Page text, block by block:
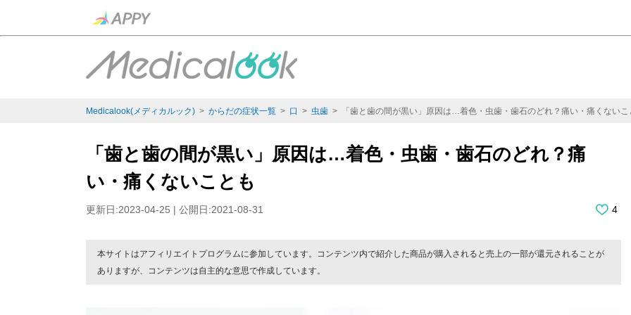
Medicalook(メディカルック) > からだの症状一覧 > 口 > 虫歯 > 「歯と歯の間が黒い」原因は…着色・虫歯・歯石のどれ？痛い・痛くないこ
「歯と歯の間が黒い」原因は…着色・虫歯・歯石のどれ？痛
い・痛くないことも
更新日:2023-04-25 | 公開日:2021-08-31 4
本サイトはアフィリエイトプログラムに参加しています。コンテンツ内で紹介した商品が購入されると売上の一部が還元されることが
ありますが、コンテンツは自主的な意思で作成しています。